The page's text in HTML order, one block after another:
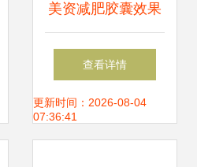
美资减肥胶囊效果
是真是假？购买前
必看的三大真相与
查看详情
更新时间：2026-08-04
07:36:41